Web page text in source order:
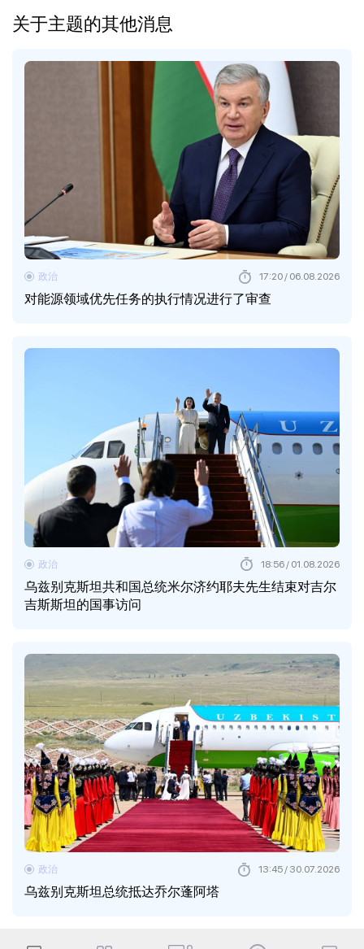
关于主题的其他消息
对能源领域优先任务的执行情况进行了审查
政治 17:20 / 06.08.2026
乌兹别克斯坦共和国总统米尔济约耶夫先生结束对吉尔
吉斯斯坦的国事访问
政治 18:56 / 01.08.2026
乌兹别克斯坦总统抵达乔尔蓬阿塔
政治 13:45 / 30.07.2026